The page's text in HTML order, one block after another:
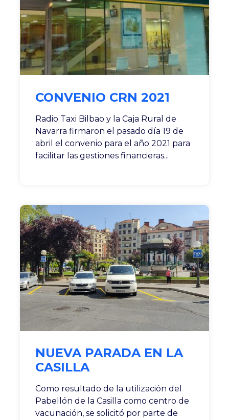
CONVENIO CRN 2021
Radio Taxi Bilbao y la Caja Rural de
Navarra firmaron el pasado día 19 de
abril el convenio para el año 2021 para
facilitar las gestiones financieras...
NUEVA PARADA EN LA
CASILLA
Como resultado de la utilización del
Pabellón de la Casilla como centro de
vacunación, se solicitó por parte de